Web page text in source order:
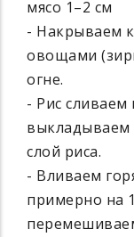
мясо 1–2 см
- Накрываем
овощами
огне.
- Рис
выкладываем
слой риса.
- Вливаем
примерно на